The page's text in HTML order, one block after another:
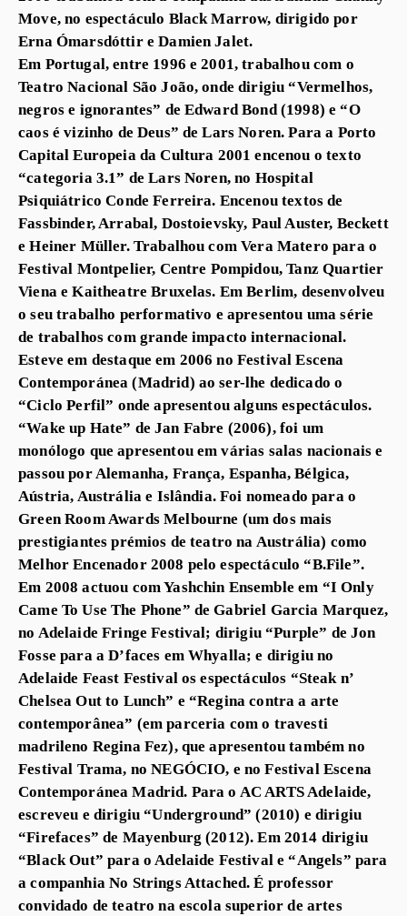
Move, no espectáculo Black Marrow, dirigido por
Erna Ómarsdóttir e Damien Jalet.
Em Portugal, entre 1996 e 2001, trabalhou com o
Teatro Nacional São João, onde dirigiu “Vermelhos,
negros e ignorantes” de Edward Bond (1998) e “O
caos é vizinho de Deus” de Lars Noren. Para a Porto
Capital Europeia da Cultura 2001 encenou o texto
“categoria 3.1” de Lars Noren, no Hospital
Psiquiátrico Conde Ferreira. Encenou textos de
Fassbinder, Arrabal, Dostoievsky, Paul Auster, Beckett
e Heiner Müller. Trabalhou com Vera Matero para o
Festival Montpelier, Centre Pompidou, Tanz Quartier
Viena e Kaitheatre Bruxelas. Em Berlim, desenvolveu
o seu trabalho performativo e apresentou uma série
de trabalhos com grande impacto internacional.
Esteve em destaque em 2006 no Festival Escena
Contemporánea (Madrid) ao ser-lhe dedicado o
“Ciclo Perfil” onde apresentou alguns espectáculos.
“Wake up Hate” de Jan Fabre (2006), foi um
monólogo que apresentou em várias salas nacionais e
passou por Alemanha, França, Espanha, Bélgica,
Aústria, Austrália e Islândia. Foi nomeado para o
Green Room Awards Melbourne (um dos mais
prestigiantes prémios de teatro na Austrália) como
Melhor Encenador 2008 pelo espectáculo “B.File”.
Em 2008 actuou com Yashchin Ensemble em “I Only
Came To Use The Phone” de Gabriel Garcia Marquez,
no Adelaide Fringe Festival; dirigiu “Purple” de Jon
Fosse para a D’faces em Whyalla; e dirigiu no
Adelaide Feast Festival os espectáculos “Steak n’
Chelsea Out to Lunch” e “Regina contra a arte
contemporânea” (em parceria com o travesti
madrileno Regina Fez), que apresentou também no
Festival Trama, no NEGÓCIO, e no Festival Escena
Contemporánea Madrid. Para o AC ARTS Adelaide,
escreveu e dirigiu “Underground” (2010) e dirigiu
“Firefaces” de Mayenburg (2012). Em 2014 dirigiu
“Black Out” para o Adelaide Festival e “Angels” para
a companhia No Strings Attached. É professor
convidado de teatro na escola superior de artes